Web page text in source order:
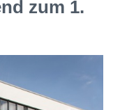
zum 1.